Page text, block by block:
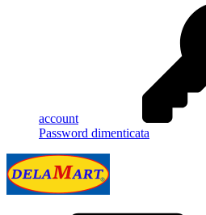
account
Password dimenticata